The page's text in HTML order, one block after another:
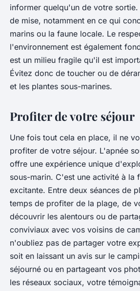
informer quelqu'un de votre
de mise, notamment en ce qui
marins ou la faune locale. Le
l'environnement est également
est un milieu fragile qu'il est
Évitez donc de toucher ou de
et les plantes sous-marines.
Profiter de votre séjour
Une fois tout cela en place, il ne
profiter de votre séjour. L'apnée
offre une expérience unique
sous-marin. C'est une activité à la
excitante. Entre deux séances de
temps de profiter de la plage, de
découvrir les alentours ou de
conviviaux avec vos voisins de
n'oubliez pas de partager votre
soit en laissant un avis sur le
séjourné ou en partageant vos
les réseaux sociaux, votre